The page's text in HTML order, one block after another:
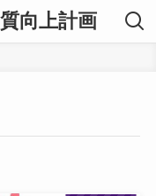
向上計画